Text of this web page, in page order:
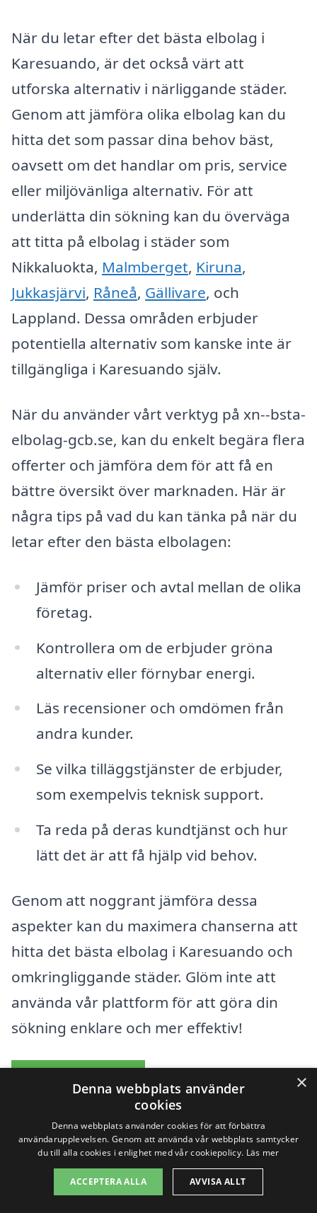
När du letar efter det bästa elbolag i
Karesuando, är det också värt att
utforska alternativ i närliggande städer.
Genom att jämföra olika elbolag kan du
hitta det som passar dina behov bäst,
oavsett om det handlar om pris, service
eller miljövänliga alternativ. För att
underlätta din sökning kan du överväga
att titta på elbolag i städer som
Nikkaluokta, Malmberget, Kiruna,
Jukkasjärvi, Råneå, Gällivare, och
Lappland. Dessa områden erbjuder
potentiella alternativ som kanske inte är
tillgängliga i Karesuando själv.
När du använder vårt verktyg på xn--bsta-
elbolag-gcb.se, kan du enkelt begära flera
offerter och jämföra dem för att få en
bättre översikt över marknaden. Här är
några tips på vad du kan tänka på när du
letar efter den bästa elbolagen:
Jämför priser och avtal mellan de olika
företag.
Kontrollera om de erbjuder gröna
alternativ eller förnybar energi.
Läs recensioner och omdömen från
andra kunder.
Se vilka tilläggstjänster de erbjuder,
som exempelvis teknisk support.
Ta reda på deras kundtjänst och hur
lätt det är att få hjälp vid behov.
Genom att noggrant jämföra dessa
aspekter kan du maximera chanserna att
hitta det bästa elbolag i Karesuando och
omkringliggande städer. Glöm inte att
använda vår plattform för att göra din
sökning enklare och mer effektiv!
Innehållsförteckning gömma
1 Att välja bästa elbolag i Karesuando kan vara ett
Översikt över populära elleverantörer
Så enkelt är det att byta elbolag i Karesuando?
×
Denna webbplats använder
cookies
Denna webbplats använder cookies för att förbättra
användarupplevelsen. Genom att använda vår webbplats samtycker
du till alla cookies i enlighet med vår cookiepolicy. Läs mer
ACCEPTERA ALLA AVVISA ALLT